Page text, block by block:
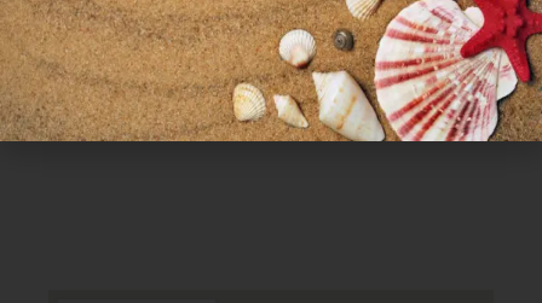
Όροι Χρήσης
Πολιτική απορρήτου
Τρόποι πληρωμής
Τρόποι αποστολής